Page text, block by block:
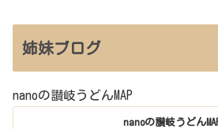
姉妹ブログ
nanoの讃岐うどんMAP
nanoの讃岐うどん